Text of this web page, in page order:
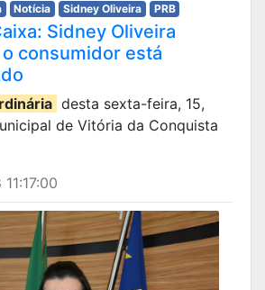
Notícia Sidney Oliveira PRB
Sidney Oliveira
consumidor está
desta sexta-feira, 15,
de Vitória da Conquista